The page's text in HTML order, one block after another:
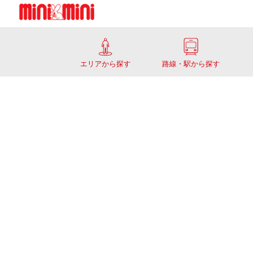
エリアから探す 路線・駅から探す